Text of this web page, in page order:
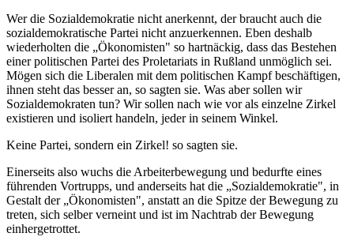
Wer die Sozialdemokratie nicht anerkennt, der braucht auch die
sozialdemokratische Partei nicht anzuerkennen. Eben deshalb
wiederholten die „Ökonomisten" so hartnäckig, dass das Bestehen
einer politischen Partei des Proletariats in Rußland unmöglich sei.
Mögen sich die Liberalen mit dem politischen Kampf beschäftigen,
ihnen steht das besser an, so sagten sie. Was aber sollen wir
Sozialdemokraten tun? Wir sollen nach wie vor als einzelne Zirkel
existieren und isoliert handeln, jeder in seinem Winkel.
Keine Partei, sondern ein Zirkel! so sagten sie.
Einerseits also wuchs die Arbeiterbewegung und bedurfte eines
führenden Vortrupps, und anderseits hat die „Sozialdemokratie", in
Gestalt der „Ökonomisten", anstatt an die Spitze der Bewegung zu
treten, sich selber verneint und ist im Nachtrab der Bewegung
einhergetrottet.